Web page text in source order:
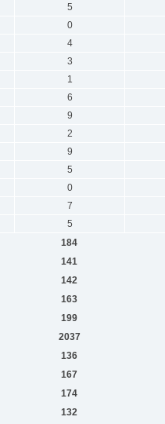
5
0
4
3
1
6
9
2
9
5
0
7
5
184
141
142
163
199
2037
136
167
174
132